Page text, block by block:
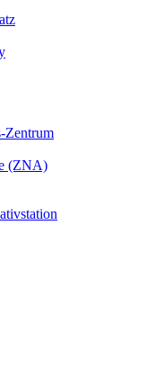
Zentrum
(ZNA)